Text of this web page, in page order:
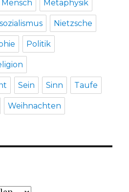
Mensch Metaphysik
Nietzsche
Politik
Sein Sinn Taufe
Weihnachten